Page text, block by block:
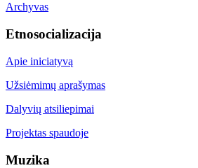
Archyvas
Etnosocializacija
Apie iniciatyvą
Užsiėmimų aprašymas
Dalyvių atsiliepimai
Projektas spaudoje
Muzika